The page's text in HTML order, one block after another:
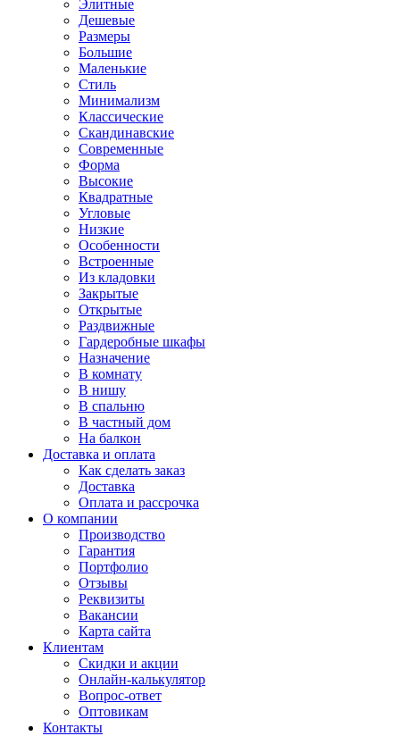
Элитные
Дешевые
Размеры
Большие
Маленькие
Стиль
Минимализм
Классические
Скандинавские
Современные
Форма
Высокие
Квадратные
Угловые
Низкие
Особенности
Встроенные
Из кладовки
Закрытые
Открытые
Раздвижные
Гардеробные шкафы
Назначение
В комнату
В нишу
В спальню
В частный дом
На балкон
Доставка и оплата
Как сделать заказ
Доставка
Оплата и рассрочка
О компании
Производство
Гарантия
Портфолио
Отзывы
Реквизиты
Вакансии
Карта сайта
Клиентам
Скидки и акции
Онлайн-калькулятор
Вопрос-ответ
Оптовикам
Контакты